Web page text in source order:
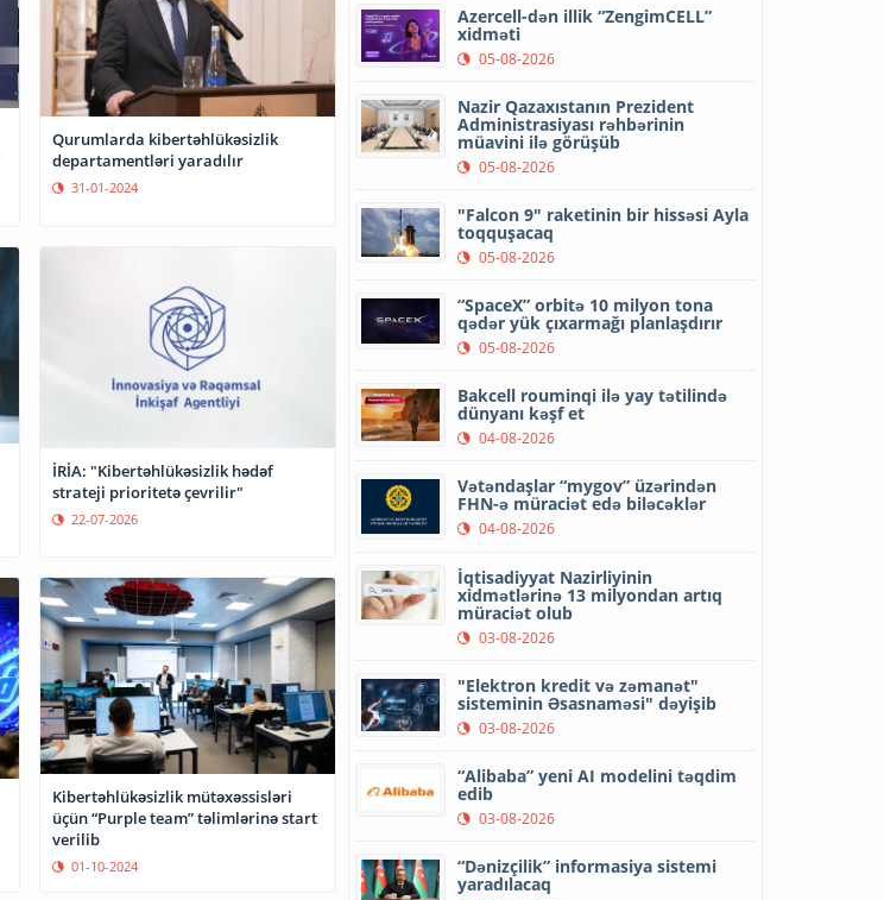
Qurumlarda kibertəhlükəsizlik
departamentləri yaradılır
31-01-2024
İRİA: "Kibertəhlükəsizlik hədəf
strateji prioritetə çevrilir"
22-07-2026
Kibertəhlükəsizlik mütəxəssisləri
üçün “Purple team” təlimlərinə start
verilib
01-10-2024
Azercell-dən illik “ZengimCELL”
xidməti
05-08-2026
Nazir Qazaxıstanın Prezident
Administrasiyası rəhbərinin
müavini ilə görüşüb
05-08-2026
"Falcon 9" raketinin bir hissəsi Ayla
toqquşacaq
05-08-2026
“SpaceX” orbitə 10 milyon tona
qədər yük çıxarmağı planlaşdırır
05-08-2026
Bakcell rouminqi ilə yay tətilində
dünyanı kəşf et
04-08-2026
Vətəndaşlar “mygov” üzərindən
FHN-ə müraciət edə biləcəklər
04-08-2026
İqtisadiyyat Nazirliyinin
xidmətlərinə 13 milyondan artıq
müraciət olub
03-08-2026
"Elektron kredit və zəmanət"
sisteminin Əsasnaməsi" dəyişib
03-08-2026
“Alibaba” yeni AI modelini təqdim
edib
03-08-2026
“Dənizçilik” informasiya sistemi
yaradılacaq